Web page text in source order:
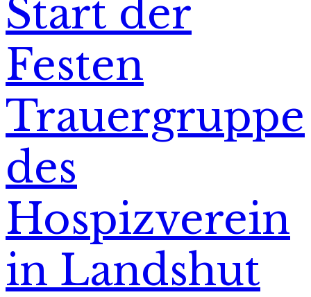
Start der
Festen
Trauergruppe
des
Hospizverein
in Landshut